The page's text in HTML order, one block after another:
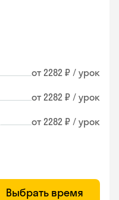
от 2282 ₽ / урок
от 2282 ₽ / урок
от 2282 ₽ / урок
Выбрать время